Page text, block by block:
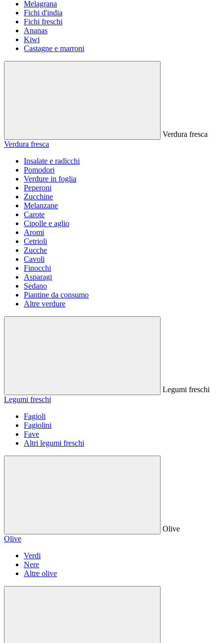
Melagrana
Fichi d'india
Fichi freschi
Ananas
Kiwi
Castagne e marroni
Verdura fresca
Verdura fresca
Insalate e radicchi
Pomodori
Verdure in foglia
Peperoni
Zucchine
Melanzane
Carote
Cipolle e aglio
Aromi
Cetrioli
Zucche
Cavoli
Finocchi
Asparagi
Sedano
Piantine da consumo
Altre verdure
Legumi freschi
Legumi freschi
Fagioli
Fagiolini
Fave
Altri legumi freschi
Olive
Olive
Verdi
Nere
Altre olive